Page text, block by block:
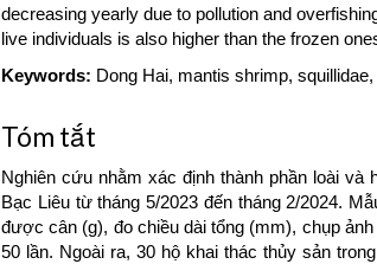
decreasing yearly due to pollution and
live individuals is also higher than the frozen
Keywords: Dong Hai, mantis shrimp,
Tóm tắt
Nghiên cứu nhằm xác định thành phần loài
Bạc Liêu từ tháng 5/2023 đến tháng 2/2024.
được cân (g), đo chiều dài tổng (mm), chụp
50 lần. Ngoài ra, 30 hộ khai thác thủy sản